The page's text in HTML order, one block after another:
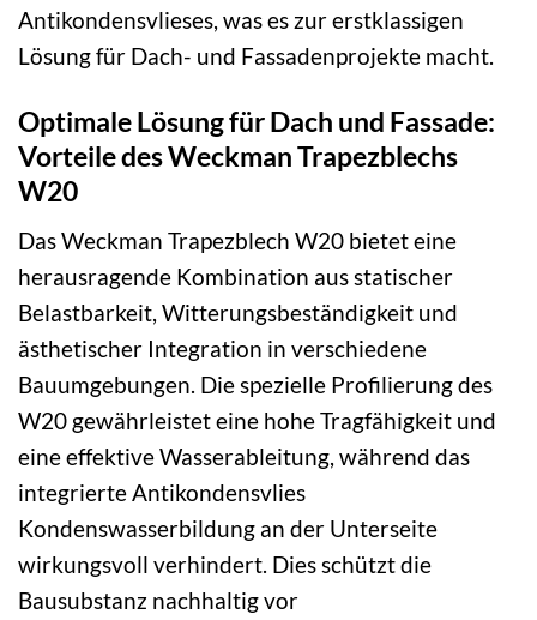
Antikondensvlieses, was es zur erstklassigen
Lösung für Dach- und Fassadenprojekte macht.
Optimale Lösung für Dach und Fassade:
Vorteile des Weckman Trapezblechs
W20
Das Weckman Trapezblech W20 bietet eine
herausragende Kombination aus statischer
Belastbarkeit, Witterungsbeständigkeit und
ästhetischer Integration in verschiedene
Bauumgebungen. Die spezielle Profilierung des
W20 gewährleistet eine hohe Tragfähigkeit und
eine effektive Wasserableitung, während das
integrierte Antikondensvlies
Kondenswasserbildung an der Unterseite
wirkungsvoll verhindert. Dies schützt die
Bausubstanz nachhaltig vor